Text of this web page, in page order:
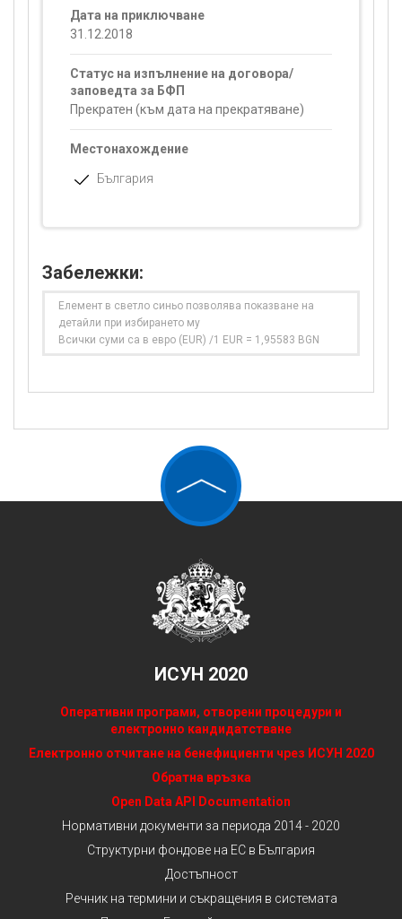
Дата на приключване
31.12.2018
Статус на изпълнение на договора/
заповедта за БФП
Прекратен (към дата на прекратяване)
Местонахождение
България
Забележки:
Елемент в светло синьо позволява показване на
детайли при избирането му
Всички суми са в евро (EUR) /1 EUR = 1,95583 BGN
ИСУН 2020
Оперативни програми, отворени процедури и
електронно кандидатстване
Електронно отчитане на бенефициенти чрез ИСУН 2020
Обратна връзка
Open Data API Documentation
Нормативни документи за периода 2014 - 2020
Структурни фондове на ЕС в България
Достъпност
Речник на термини и съкращения в системата